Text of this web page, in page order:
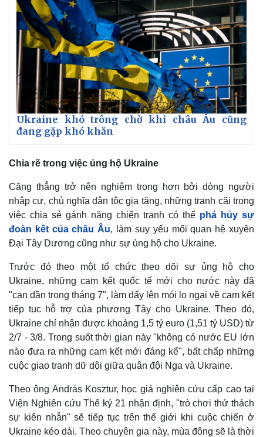
Ukraine khó trông chờ khi châu Âu cũng
đang gặp khó khăn
Chia rẽ trong việc ủng hộ Ukraine
Căng thẳng trở nên nghiêm trọng hơn bởi dòng người
nhập cư, chủ nghĩa dân tộc gia tăng, những tranh cãi trong
việc chia sẻ gánh nặng chiến tranh có thể phá hủy sự
đoàn kết của châu Âu, làm suy yếu mối quan hệ xuyên
Đại Tây Dương cũng như sự ủng hộ cho Ukraine.
Trước đó theo một tổ chức theo dõi sự ủng hộ cho
Ukraine, những cam kết quốc tế mới cho nước này đã
"cạn dần trong tháng 7", làm dấy lên mói lo ngại về cam kết
tiếp tục hỗ trợ của phương Tây cho Ukraine. Theo đó,
Ukraine chỉ nhận được khoảng 1,5 tỷ euro (1,51 tỷ USD) từ
2/7 - 3/8. Trong suốt thời gian này "không có nước EU lớn
nào đưa ra những cam kết mới đáng kể", bất chấp những
cuộc giao tranh dữ dội giữa quân đội Nga và Ukraine.
Theo ông András Kosztur, học giả nghiên cứu cấp cao tại
Viện Nghiên cứu Thế kỷ 21 nhận định, "trò chơi thử thách
sự kiên nhẫn" sẽ tiếp tục trên thế giới khi cuộc chiến ở
Ukraine kéo dài. Theo chuyên gia này, mùa đông sẽ là thời